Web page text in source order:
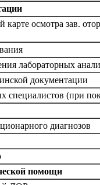
карте осмотра зав.
лабораторных
документации
специалистов (при
диагнозов
помощи